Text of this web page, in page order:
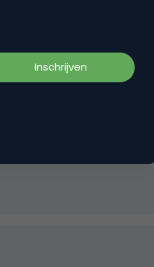
geen lullig usb-